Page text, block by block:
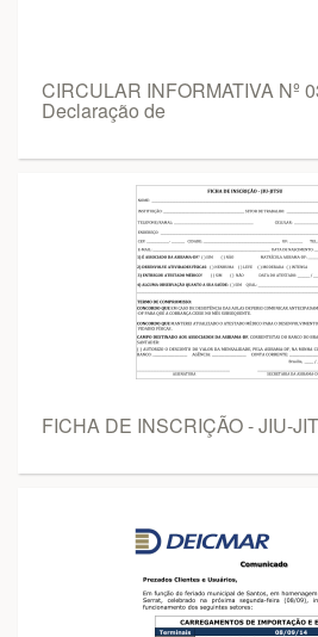
CIRCULAR INFORMATIVA Nº
Declaração de
FICHA DE INSCRIÇÃO - JIU-